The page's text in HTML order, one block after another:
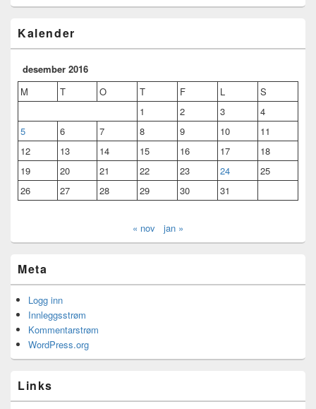
Kalender
desember 2016
M
T O T F L
S
1
2 3
4
5
6 7 8 9 10
11
12
13 14 15 16 17
18
19
20 21 22 23 24
25
26
27 28 29 30 31
« nov jan »
Meta
Logg inn
Innleggsstrøm
Kommentarstrøm
WordPress.org
Links